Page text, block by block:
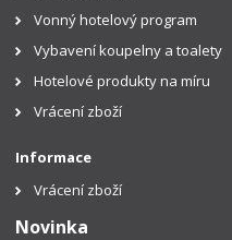
Vonný hotelový program
Vybavení koupelny a toalety
Hotelové produkty na míru
Vrácení zboží
Informace
Vrácení zboží
Novinka